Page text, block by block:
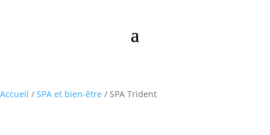
Accueil / SPA et bien-être / SPA Trident